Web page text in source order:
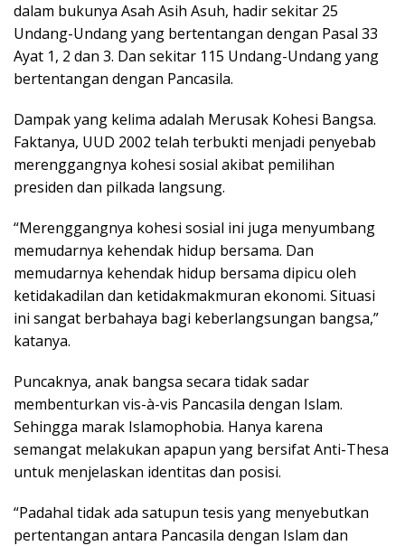
dalam bukunya Asah Asih Asuh, hadir sekitar 25
Undang-Undang yang bertentangan dengan Pasal 33
Ayat 1, 2 dan 3. Dan sekitar 115 Undang-Undang yang
bertentangan dengan Pancasila.
Dampak yang kelima adalah Merusak Kohesi Bangsa.
Faktanya, UUD 2002 telah terbukti menjadi penyebab
merenggangnya kohesi sosial akibat pemilihan
presiden dan pilkada langsung.
“Merenggangnya kohesi sosial ini juga menyumbang
memudarnya kehendak hidup bersama. Dan
memudarnya kehendak hidup bersama dipicu oleh
ketidakadilan dan ketidakmakmuran ekonomi. Situasi
ini sangat berbahaya bagi keberlangsungan bangsa,”
katanya.
Puncaknya, anak bangsa secara tidak sadar
membenturkan vis-à-vis Pancasila dengan Islam.
Sehingga marak Islamophobia. Hanya karena
semangat melakukan apapun yang bersifat Anti-Thesa
untuk menjelaskan identitas dan posisi.
“Padahal tidak ada satupun tesis yang menyebutkan
pertentangan antara Pancasila dengan Islam dan